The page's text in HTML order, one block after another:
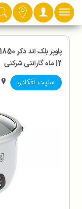
دسته بندی
12 ماه گارانتی شرکتی
سایت آفکادو